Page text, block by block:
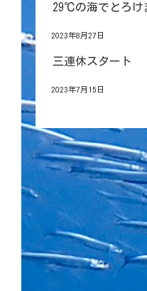
29℃の海でとろけ
2023年8月27日
三連休スタート
2023年7月15日